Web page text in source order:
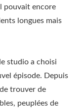
pouvait encore
longues mais
studio a choisi
épisode. Depuis
trouver de
peuplées de